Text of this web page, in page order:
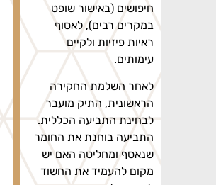
חיפושים (באישור שופט
במקרים רבים), לאסוף
ראיות פיזיות ולקיים
עימותים.
לאחר השלמת החקירה
הראשונית, התיק מועבר
לבחינת התביעה הכללית.
התביעה בוחנת את החומר
שנאסף ומחליטה האם יש
מקום להעמיד את החשוד